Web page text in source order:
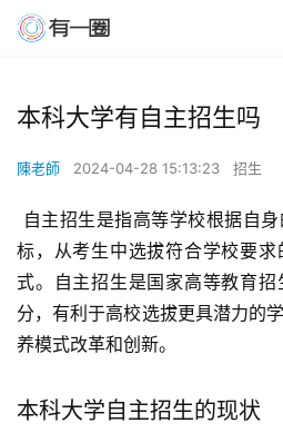
本科大学有自主招生吗
陳老師 2024-04-28 15:13:23 招生
标，从考生中选拔符合学校要
式。自主招生是国家高等教育
分，有利于高校选拔更具潜力的
养模式改革和创新。
本科大学自主招生的现状